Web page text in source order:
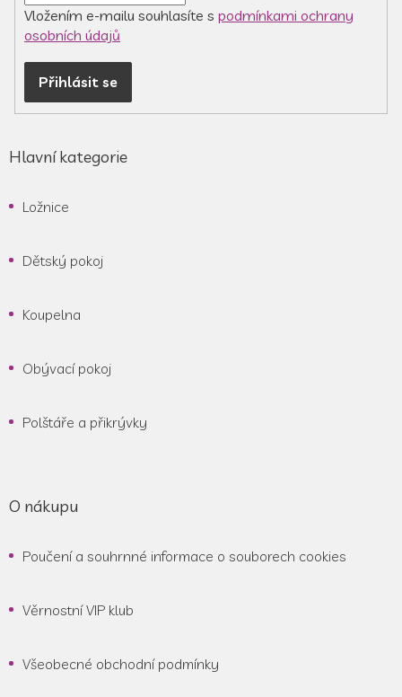
v
Vložením e-mailu souhlasíte s podmínkami ochrany
osobních údajů
Přihlásit se
Hlavní kategorie
Ložnice
Dětský pokoj
Koupelna
Obývací pokoj
Polštáře a přikrývky
O nákupu
Poučení a souhrnné informace o souborech cookies
Věrnostní VIP klub
Všeobecné obchodní podmínky